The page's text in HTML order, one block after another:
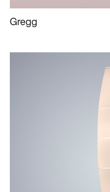
Gregg